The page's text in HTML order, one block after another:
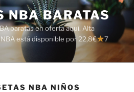
NBA BARATAS
baratas en oferta aquí. Alta
está disponible por 22,8€
7
NBA NIÑOS